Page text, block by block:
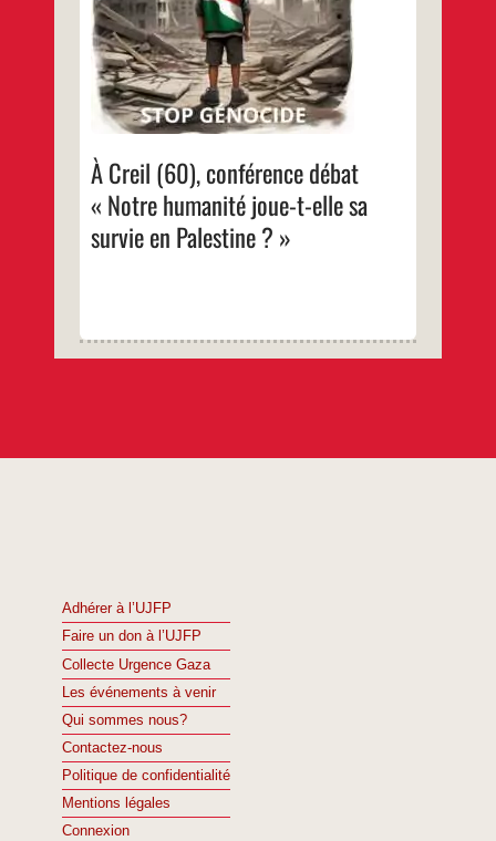
À Creil (60), conférence débat
« Notre humanité joue-t-elle sa
survie en Palestine ? »
Adhérer à l’UJFP
Faire un don à l’UJFP
Collecte Urgence Gaza
Les événements à venir
Qui sommes nous?
Contactez-nous
Politique de confidentialité
Mentions légales
Connexion